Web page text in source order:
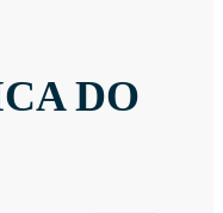
DO